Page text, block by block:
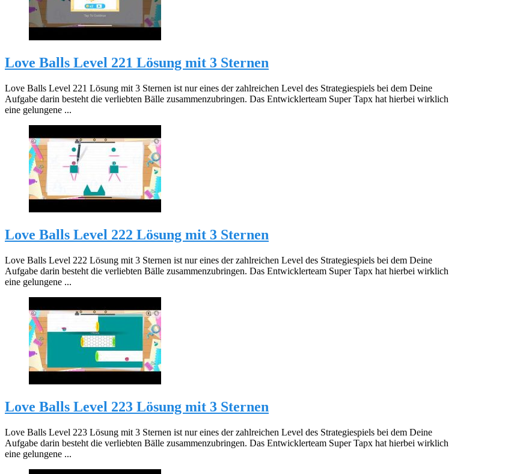
Love Balls Level 221 Lösung mit 3 Sternen
Love Balls Level 221 Lösung mit 3 Sternen ist nur eines der zahlreichen Level des Strategiespiels bei dem Deine
Aufgabe darin besteht die verliebten Bälle zusammenzubringen. Das Entwicklerteam Super Tapx hat hierbei wirklich
eine gelungene ...
Love Balls Level 222 Lösung mit 3 Sternen
Love Balls Level 222 Lösung mit 3 Sternen ist nur eines der zahlreichen Level des Strategiespiels bei dem Deine
Aufgabe darin besteht die verliebten Bälle zusammenzubringen. Das Entwicklerteam Super Tapx hat hierbei wirklich
eine gelungene ...
Love Balls Level 223 Lösung mit 3 Sternen
Love Balls Level 223 Lösung mit 3 Sternen ist nur eines der zahlreichen Level des Strategiespiels bei dem Deine
Aufgabe darin besteht die verliebten Bälle zusammenzubringen. Das Entwicklerteam Super Tapx hat hierbei wirklich
eine gelungene ...